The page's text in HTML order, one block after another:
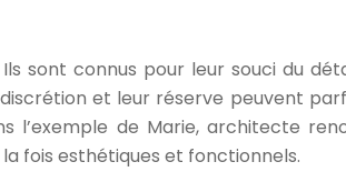
sont connus pour leur souci du
et leur réserve peuvent
l’exemple de Marie, architecte
fois esthétiques et fonctionnels.